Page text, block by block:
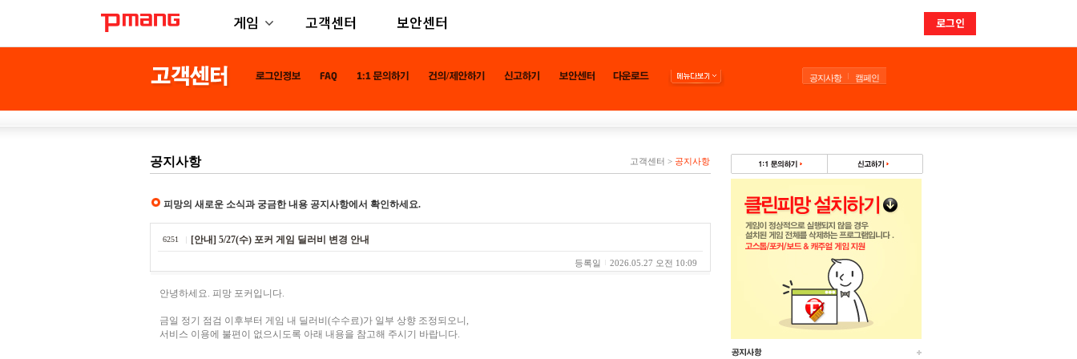
게임 고객센터 보안센터 로그인
공지사항 캠페인
공지사항 고객센터 > 공지사항
피망의 새로운 소식과 궁금한 내용 공지사항에서 확인하세요.
6251 [안내] 5/27(수) 포커 게임 딜러비 변경 안내
등록일 2026.05.27 오전 10:09
안녕하세요. 피망 포커입니다.
금일 정기 점검 이후부터 게임 내 딜러비(수수료)가 일부 상향 조정되오니,
서비스 이용에 불편이 없으시도록 아래 내용을 참고해 주시기 바랍니다.